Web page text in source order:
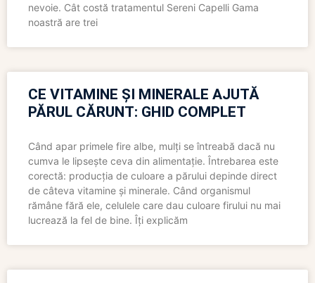
nevoie. Cât costă tratamentul Sereni Capelli Gama
noastră are trei
CE VITAMINE ȘI MINERALE AJUTĂ
PĂRUL CĂRUNT: GHID COMPLET
Când apar primele fire albe, mulți se întreabă dacă nu
cumva le lipsește ceva din alimentație. Întrebarea este
corectă: producția de culoare a părului depinde direct
de câteva vitamine și minerale. Când organismul
rămâne fără ele, celulele care dau culoare firului nu mai
lucrează la fel de bine. Îți explicăm